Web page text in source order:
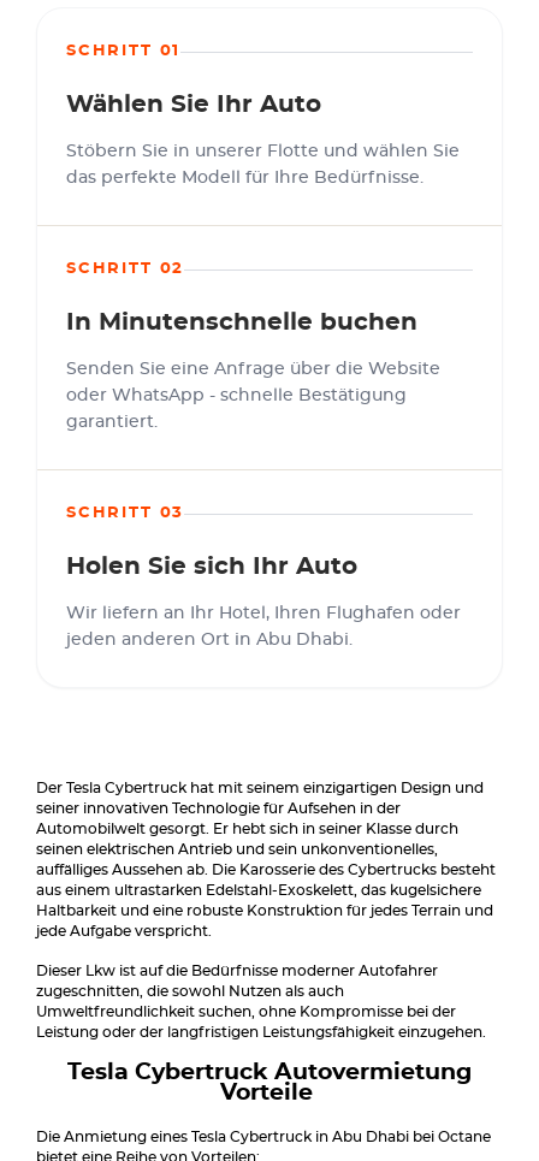
SCHRITT 01
Wählen Sie Ihr Auto
Stöbern Sie in unserer Flotte und wählen Sie
das perfekte Modell für Ihre Bedürfnisse.
SCHRITT 02
In Minutenschnelle buchen
Senden Sie eine Anfrage über die Website
oder WhatsApp - schnelle Bestätigung
garantiert.
SCHRITT 03
Holen Sie sich Ihr Auto
Wir liefern an Ihr Hotel, Ihren Flughafen oder
jeden anderen Ort in Abu Dhabi.
Der Tesla Cybertruck hat mit seinem einzigartigen Design und
seiner innovativen Technologie für Aufsehen in der
Automobilwelt gesorgt. Er hebt sich in seiner Klasse durch
seinen elektrischen Antrieb und sein unkonventionelles,
auffälliges Aussehen ab. Die Karosserie des Cybertrucks besteht
aus einem ultrastarken Edelstahl-Exoskelett, das kugelsichere
Haltbarkeit und eine robuste Konstruktion für jedes Terrain und
jede Aufgabe verspricht.
Dieser Lkw ist auf die Bedürfnisse moderner Autofahrer
zugeschnitten, die sowohl Nutzen als auch
Umweltfreundlichkeit suchen, ohne Kompromisse bei der
Leistung oder der langfristigen Leistungsfähigkeit einzugehen.
Tesla Cybertruck Autovermietung
Vorteile
Die Anmietung eines Tesla Cybertruck in Abu Dhabi bei Octane
bietet eine Reihe von Vorteilen: